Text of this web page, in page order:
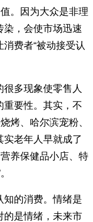
。因为大众是非理
，会使市场迅速
费者“被动接受认
多现象使零售人
重要性。其实，不
烤、哈尔滨宠粉、
老年人早就成了
养保健品小店、特
知的消费。情绪是
的是情绪，未来市